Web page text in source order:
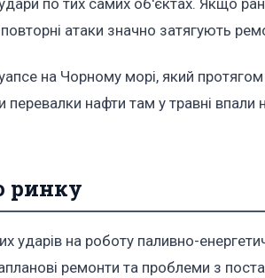
по тих самих об'єктах. Якщо
атаки значно затягують
на Чорному морі, який протягом
нафти там у травні впали
ринку
ударів на роботу паливно-
ремонти та проблеми з